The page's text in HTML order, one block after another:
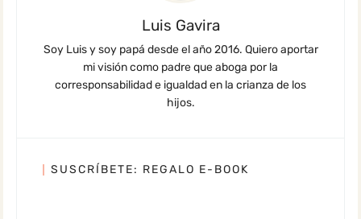
Luis Gavira
Soy Luis y soy papá desde el año 2016. Quiero aportar
mi visión como padre que aboga por la
corresponsabilidad e igualdad en la crianza de los
hijos.
SUSCRÍBETE: REGALO E-BOOK